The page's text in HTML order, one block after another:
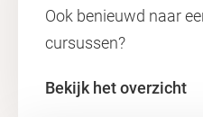
Ook benieuwd naar
cursussen?
Bekijk het overzicht